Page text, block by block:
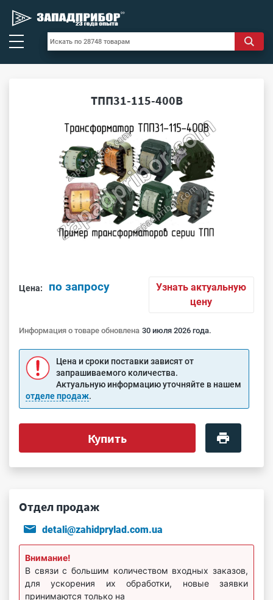
ТПП31-115-400В
Цена: по запросу
Узнать актуальную
цену
Информация о товаре обновлена 30 июля 2026 года.
Цена и сроки поставки зависят от
запрашиваемого количества.
Актуальную информацию уточняйте в нашем
отделе продаж.
Купить
Отдел продаж
detali@zahidprylad.com.ua
Внимание!
В связи с большим количеством входных заказов,
для ускорения их обработки, новые заявки
принимаются только на